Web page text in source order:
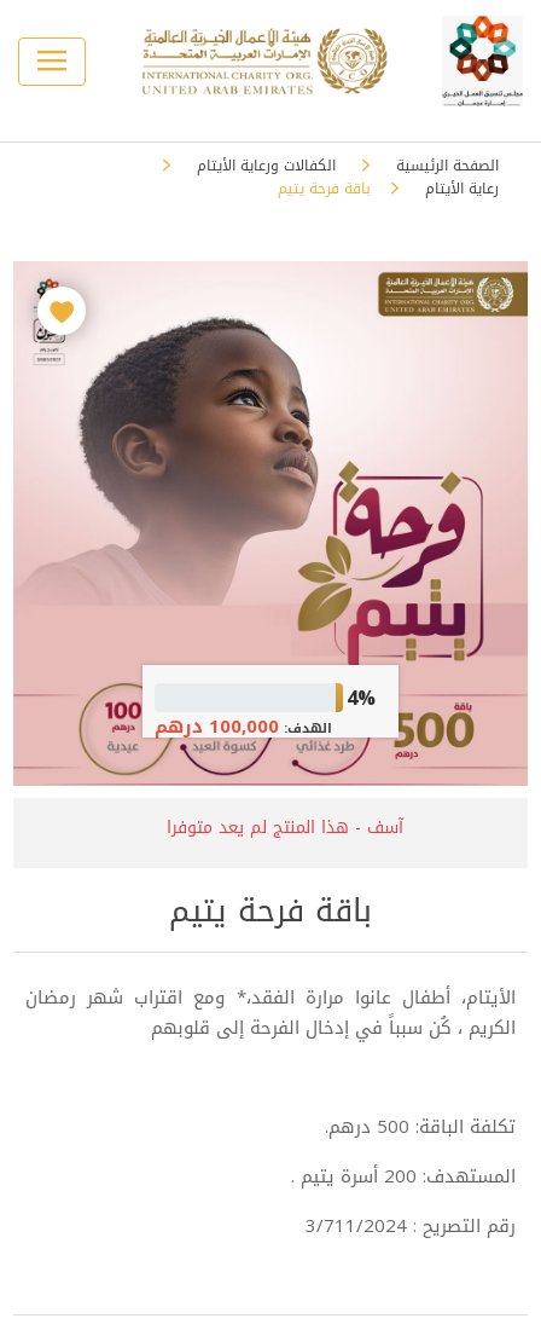
الصفحة الرئيسية
الكفالات ورعاية الأيتام
رعاية الأيتام
باقة فرحة يتيم
4%
الهدف:100,000 درهم
آسف - هذا المنتج لم يعد متوفرا
باقة فرحة يتيم
الأيتام، أطفال عانوا مرارة الفقد،* ومع اقتراب شهر رمضان
الكريم ، كُن سبباً في إدخال الفرحة إلى قلوبهم
تكلفة الباقة: 500 درهم.
المستهدف: 200 أسرة يتيم .
رقم التصريح : 3/711/2024